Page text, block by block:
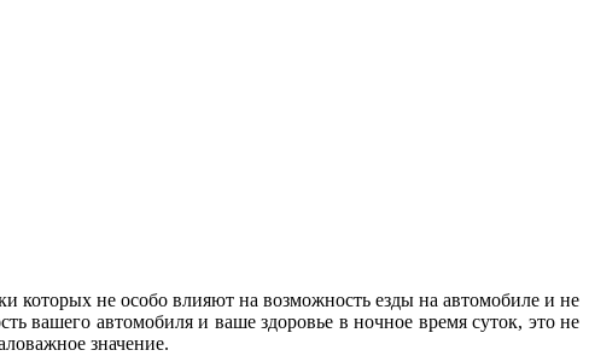
которых не особо влияют на возможность езды на автомобиле и не
вашего автомобиля и ваше здоровье в ночное время суток, это не
значение.